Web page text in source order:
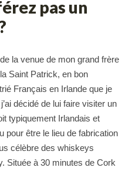
pas un
la venue de mon grand frère
Saint Patrick, en bon
Français en Irlande que je
décidé de lui faire visiter un
typiquement Irlandais et
pour être le lieu de fabrication
célèbre des whiskeys
Située à 30 minutes de Cork